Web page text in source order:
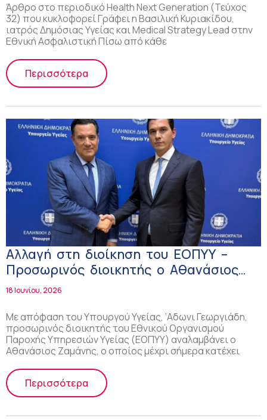
Άρθρο στο περιοδικό Health Next Generation (Τεύχος
32) που κυκλοφορεί Γράφει η Βασιλική Κυριακίδου,
ιατρός Δημόσιας Υγείας και Medical Strategy Lead στην
Εθνική Ασφαλιστική Πίσω από κάθε
Περισσότερα
Αλλαγή στη διοίκηση του ΕΟΠΥΥ –
Προσωρινός διοικητής ο Αθανάσιος
Ζαμάνης
18 Ιουνίου, 2026
Με απόφαση του Υπουργού Υγείας, ‘Αδωνι Γεωργιάδη,
προσωρινός διοικητής του Εθνικού Οργανισμού
Παροχής Υπηρεσιών Υγείας (ΕΟΠΥΥ) αναλαμβάνει ο
Αθανάσιος Ζαμάνης, ο οποίος μέχρι σήμερα κατέχει
Περισσότερα